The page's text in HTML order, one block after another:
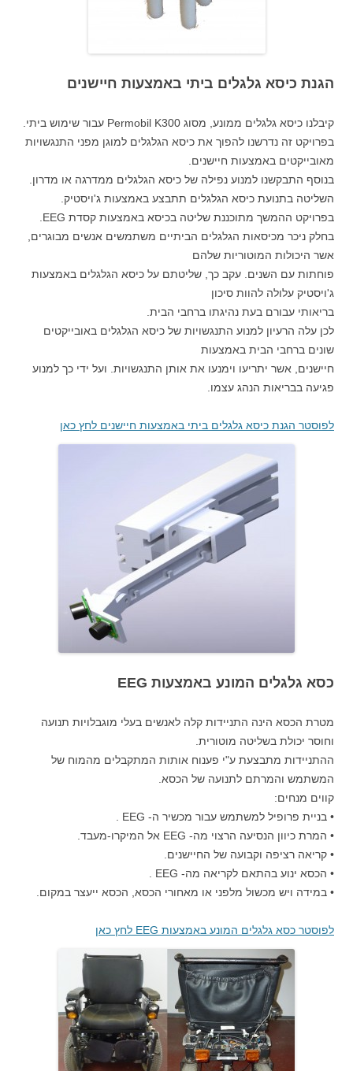
הגנת כיסא גלגלים ביתי באמצעות חיישנים
קיבלנו כיסא גלגלים ממונע, מסוג Permobil K300 עבור שימוש ביתי.
בפרויקט זה נדרשנו להפוך את כיסא הגלגלים למוגן מפני התנגשויות
מאובייקטים באמצעות חיישנים.
בנוסף התבקשנו למנוע נפילה של כיסא הגלגלים ממדרגה או מדרון.
השליטה בתנועת כיסא הגלגלים תתבצע באמצעות ג'ויסטיק.
בפרויקט ההמשך מתוכננת שליטה בכיסא באמצעות קסדת EEG.
בחלק ניכר מכיסאות הגלגלים הביתיים משתמשים אנשים מבוגרים,
אשר היכולות המוטוריות שלהם
פוחתות עם השנים. עקב כך, שליטתם על כיסא הגלגלים באמצעות
ג'ויסטיק עלולה להוות סיכון
בריאותי עבורם בעת נהיגתו ברחבי הבית.
לכן עלה הרעיון למנוע התנגשויות של כיסא הגלגלים באובייקטים
שונים ברחבי הבית באמצעות
חיישנים, אשר יתריעו וימנעו את אותן התנגשויות. ועל ידי כך למנוע
פגיעה בבריאות הנהג עצמו.
לפוסטר הגנת כיסא גלגלים ביתי באמצעות חיישנים לחץ כאן
כסא גלגלים המונע באמצעות EEG
מטרת הכסא הינה התניידות קלה לאנשים בעלי מוגבלויות תנועה
וחוסר יכולת בשליטה מוטורית.
ההתניידות מתבצעת ע"י פענוח אותות המתקבלים מהמוח של
המשתמש והמרתם לתנועה של הכסא.
קווים מנחים:
• בניית פרופיל למשתמש עבור מכשיר ה- EEG .
• המרת כיוון הנסיעה הרצוי מה- EEG אל המיקרו-מעבד.
• קריאה רציפה וקבועה של החיישנים.
• הכסא ינוע בהתאם לקריאה מה- EEG .
• במידה ויש מכשול מלפני או מאחורי הכסא, הכסא ייעצר במקום.
לפוסטר כסא גלגלים המונע באמצעות EEG לחץ כאן